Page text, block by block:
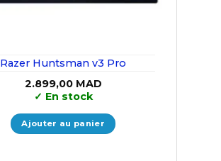
Razer Huntsman v3 Pro
2.899,00 MAD
✓ En stock
Ajouter au panier